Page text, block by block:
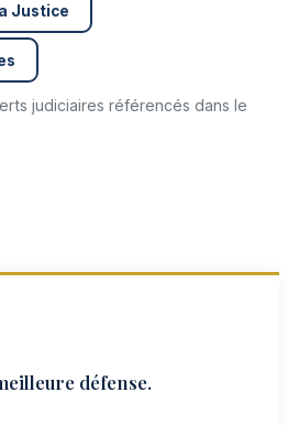
Justice
judiciaires référencés dans le
défense.